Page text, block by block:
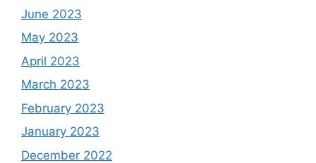
June 2023
May 2023
April 2023
March 2023
February 2023
January 2023
December 2022